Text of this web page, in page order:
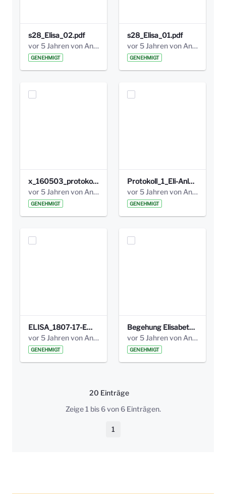
s28_Elisa_02.pdf
vor 5 Jahren von Anni Schlumberger
GENEHMIGT
s28_Elisa_01.pdf
vor 5 Jahren von Anni Schlumberger
GENEHMIGT
x_160503_protokoll_infoabend.pdf
vor 5 Jahren von Anni Schlumberger
GENEHMIGT
Protokoll_1_Eli-Anlage_final.pdf
vor 5 Jahren von Anni Schlumberger
GENEHMIGT
ELISA_1807-17-EW_BEZIRK-kl_compressed.pdf
vor 5 Jahren von Anni Schlumberger
GENEHMIGT
Begehung Elisabethenanlage 1.8.17_Protokoll .pdf
vor 5 Jahren von Anni Schlumberger
GENEHMIGT
20 Einträge
Pro Seite
Zeige 1 bis 6 von 6 Einträgen.
Seite
1